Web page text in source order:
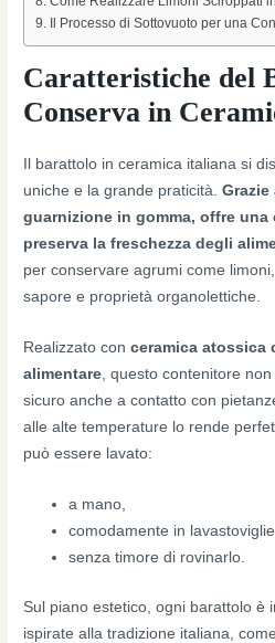
Il Processo di Sottovuoto per una
Caratteristiche del
Conserva in
Il barattolo in ceramica italiana si
uniche e la grande praticità.
guarnizione in gomma, offre una
preserva la freschezza degli
per conservare agrumi come
sapore e proprietà organolettiche.
Realizzato conceramica atossica
alimentare, questo contenitore
sicuro anche a contatto con
alle alte temperature lo rende
può essere lavato:
a mano,
comodamente in
senza timore di rovinarlo.
Sul piano estetico, ogni barattolo è
ispirate alla tradizione italiana,